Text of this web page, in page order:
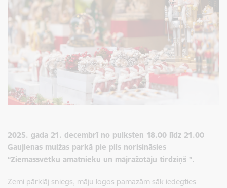
2025. gada 21. decembrī no pulksten 18.00 līdz 21.00
Gaujienas muižas parkā pie pils norisināsies
“Ziemassvētku amatnieku un mājražotāju tirdziņš ”.
Zemi pārklāj sniegs, māju logos pamazām sāk iedegties